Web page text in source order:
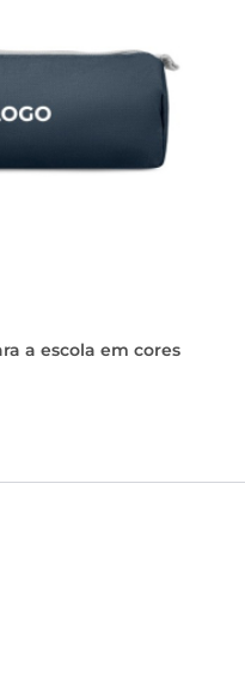
a escola em cores